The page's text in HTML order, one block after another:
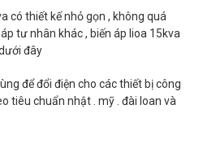
có thiết kế nhỏ gọn , không quá
tư nhân khác , biến áp lioa 15kva
đây
để đổi điện cho các thiết bị công
tiêu chuẩn nhật . mỹ . đài loan và